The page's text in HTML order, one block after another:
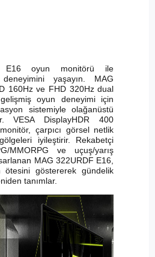
E16 oyun monitörü ile
yaşayın. MAG
160Hz ve FHD 320Hz dual
oyun deneyimi için
sistemiyle olağanüstü
VESA DisplayHDR 400
çarpıcı görsel netlik
iyileştirir. Rekabetçi
MMORPG ve uçuş/yarış
MAG 322URDF E16,
ötesini göstererek gündelik
tanımlar.